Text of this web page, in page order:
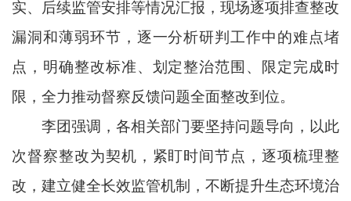
实、后续监管安排等情况汇报，现场逐项排查整改
漏洞和薄弱环节，逐一分析研判工作中的难点堵
点，明确整改标准、划定整治范围、限定完成时
限，全力推动督察反馈问题全面整改到位。
李团强调，各相关部门要坚持问题导向，以此
次督察整改为契机，紧盯时间节点，逐项梳理整
改，建立健全长效监管机制，不断提升生态环境治